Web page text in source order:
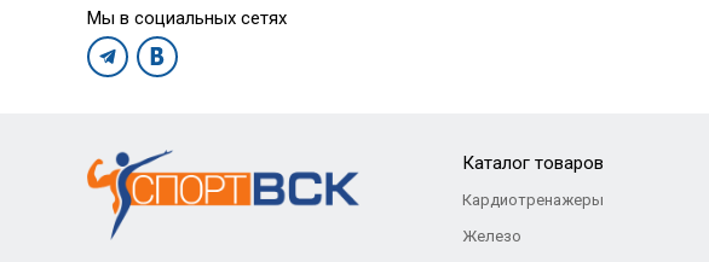
Мы в социальных сетях
Каталог товаров
Кардиотренажеры
Железо